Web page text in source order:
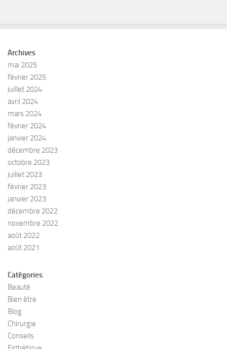
Archives
mai 2025
février 2025
juillet 2024
avril 2024
mars 2024
février 2024
janvier 2024
décembre 2023
octobre 2023
juillet 2023
février 2023
janvier 2023
décembre 2022
novembre 2022
août 2022
août 2021
Catégories
Beauté
Bien être
Blog
Chirurgie
Conseils